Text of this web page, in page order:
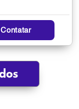
Contatar